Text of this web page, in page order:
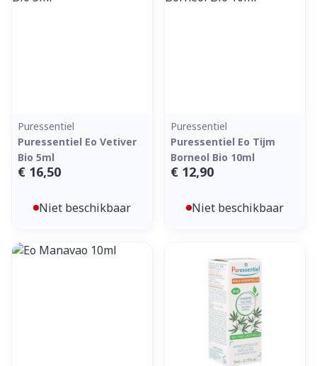
Puressentiel
Puressentiel Eo Vetiver
Bio 5ml
€ 16,50
Niet beschikbaar
Puressentiel
Puressentiel Eo Tijm
Borneol Bio 10ml
€ 12,90
Niet beschikbaar